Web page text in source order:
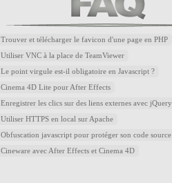
Trouver et télécharger le favicon d'une page en PHP
Utiliser VNC à la place de TeamViewer
Le point virgule est-il obligatoire en Javascript ?
Cinema 4D Lite pour After Effects
Enregistrer les clics sur des liens externes avec jQuery
Utiliser HTTPS en local sur Apache
Obfuscation javascript pour protéger son code source
Cineware avec After Effects et Cinema 4D